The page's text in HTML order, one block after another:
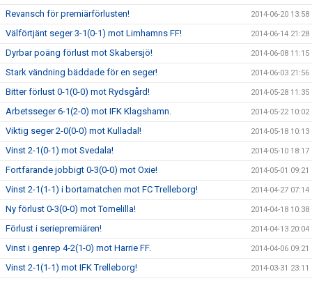
Revansch för premiärförlusten! 2014-06-20 13:58
Välförtjänt seger 3-1(0-1) mot Limhamns FF! 2014-06-14 21:28
Dyrbar poäng förlust mot Skabersjö! 2014-06-08 11:15
Stark vändning bäddade för en seger! 2014-06-03 21:56
Bitter förlust 0-1(0-0) mot Rydsgård! 2014-05-28 11:35
Arbetsseger 6-1(2-0) mot IFK Klagshamn. 2014-05-22 10:02
Viktig seger 2-0(0-0) mot Kulladal! 2014-05-18 10:13
Vinst 2-1(0-1) mot Svedala! 2014-05-10 18:17
Fortfarande jobbigt 0-3(0-0) mot Oxie! 2014-05-01 09:21
Vinst 2-1(1-1) i bortamatchen mot FC Trelleborg! 2014-04-27 07:14
Ny förlust 0-3(0-0) mot Tomelilla! 2014-04-18 10:38
Förlust i seriepremiären! 2014-04-13 20:04
Vinst i genrep 4-2(1-0) mot Harrie FF. 2014-04-06 09:21
Vinst 2-1(1-1) mot IFK Trelleborg! 2014-03-31 23:11